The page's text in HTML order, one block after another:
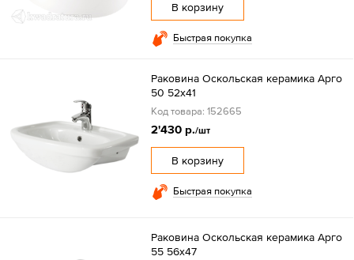
В корзину
Быстрая покупка
Раковина Оскольская керамика Арго
50 52х41
Код товара: 152665
2'430 р./шт
В корзину
Быстрая покупка
Раковина Оскольская керамика Арго
55 56х47